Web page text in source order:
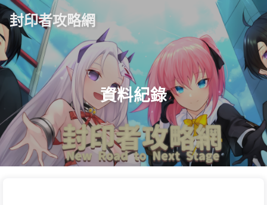
封印者攻略網
資料紀錄